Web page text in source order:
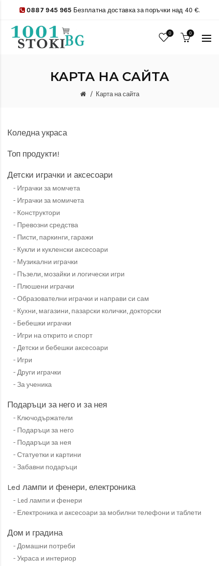
0887 945 965 Безплатна доставка за поръчки над 40 €.
0 0
КАРТА НА САЙТА
Карта на сайта
Коледна украса
Топ продукти!
Детски играчки и аксесоари
Играчки за момчета
Играчки за момичета
Конструктори
Превозни средства
Писти, паркинги, гаражи
Кукли и кукленски аксесоари
Музикални играчки
Пъзели, мозайки и логически игри
Плюшени играчки
Образователни играчки и направи си сам
Кухни, магазини, пазарски колички, докторски
Бебешки играчки
Игри на открито и спорт
Детски и бебешки аксесоари
Игри
Други играчки
За ученика
Подаръци за него и за нея
Ключодържатели
Подаръци за него
Подаръци за нея
Статуетки и картини
Забавни подаръци
Led лампи и фенери, електроника
Led лампи и фенери
Електроника и аксесоари за мобилни телефони и таблети
Дом и градина
Домашни потреби
Украса и интериор